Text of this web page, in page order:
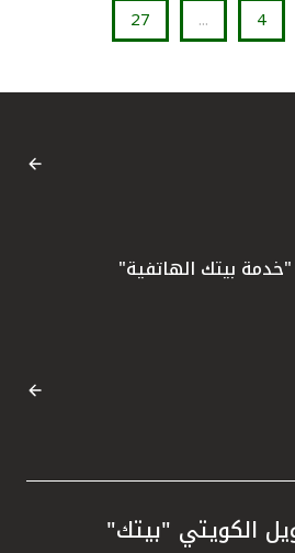
4
...
27
اتصل بنا 24/7 "خدمة بيتك الهاتفية"
الكويتي "بيتك"